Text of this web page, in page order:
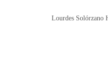
Lourdes Solórzano